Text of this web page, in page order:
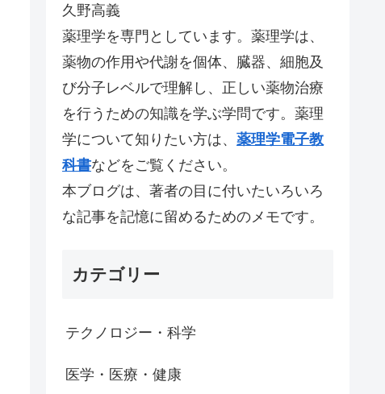
久野高義
薬理学を専門としています。薬理学は、
薬物の作用や代謝を個体、臓器、細胞及
び分子レベルで理解し、正しい薬物治療
を行うための知識を学ぶ学問です。薬理
学について知りたい方は、 薬理学電子教
科書などをご覧ください。
本ブログは、著者の目に付いたいろいろ
な記事を記憶に留めるためのメモです。
カテゴリー
テクノロジー・科学
医学・医療・健康